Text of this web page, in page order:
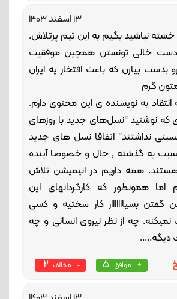
13 اسفند 1403
خسته نباشید بگیم به این تیم پرتلاش.
دست خالی تونستن همچین موفقیت
بدست بیارن که باعث افتخار یه ایران
گرم
به نویسنده ی این محتوی دارم.
که نوشتید "نسل‌های جدید با روزهای
نداشتند" اتفاقا نسل های جدید
به گذشته , حال و خصوصا آینده
همه داریم در انیمیشن تلاش
اما همونطور که کارگردانهای این
گفتن بسیااااااار کار سختیه و کسی
چه از نظر نیروی انسانی و چه
دیگه.....
موافق 5 مخالف 2